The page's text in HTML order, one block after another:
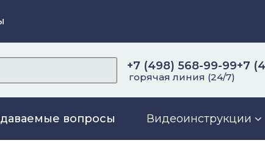
+7 (498) 568-99-99
горячая линия (24/7)
+7
вопросы Видеоинструкции